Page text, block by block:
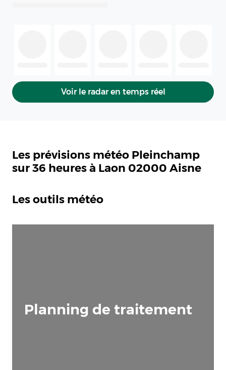
Voir le radar en temps réel
Les prévisions météo Pleinchamp
sur 36 heures à Laon 02000 Aisne
Les outils météo
Planning de traitement